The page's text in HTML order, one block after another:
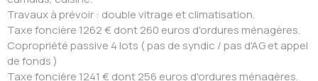
Travaux à prévoir : double vitrage et climatisation.
Taxe foncière 1262 € dont 260 euros d'ordures ménagères.
Copropriété passive 4 lots ( pas de syndic / pas d'AG et appel
de fonds )
Taxe foncière 1241 € dont 256 euros d'ordures ménagères.